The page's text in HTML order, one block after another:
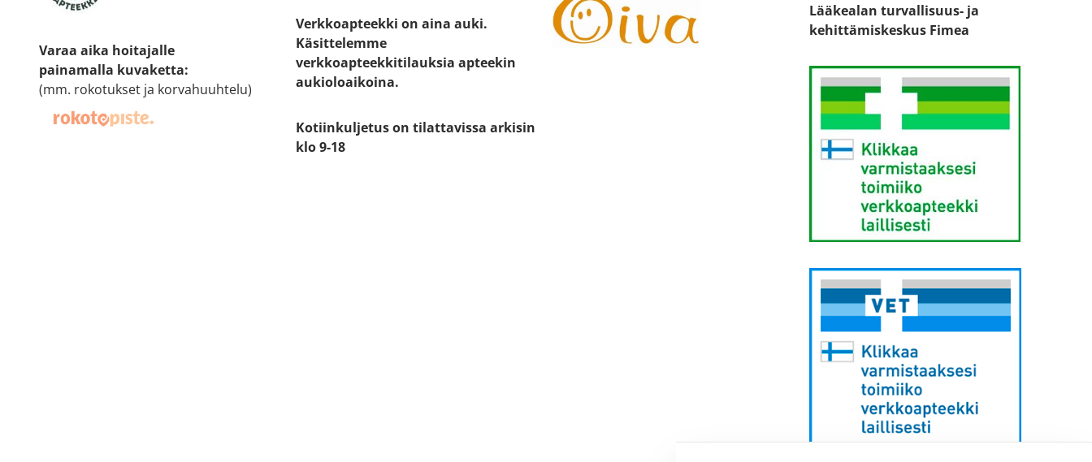
Varaa aika hoitajalle
painamalla kuvaketta:
(mm. rokotukset ja korvahuuhtelu)
Verkkoapteekki on aina auki.
Käsittelemme
verkkoapteekkitilauksia apteekin
aukioloaikoina.
Kotiinkuljetus on tilattavissa arkisin
klo 9-18
Lääkealan turvallisuus- ja
kehittämiskeskus Fimea